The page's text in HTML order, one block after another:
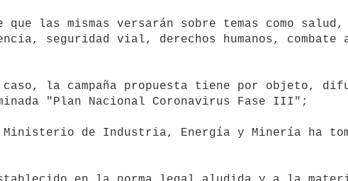
seguridad vial, derechos humanos,
"Plan Nacional Coronavirus Fase III";